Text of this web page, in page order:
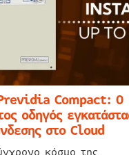
Compact: Ο
οδηγός
στο Cloud